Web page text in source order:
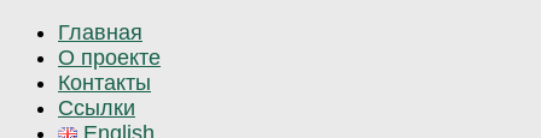
Главная
О проекте
Контакты
Ссылки